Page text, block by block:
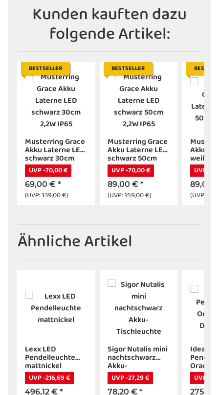
Kunden kauften dazu
folgende Artikel:
BESTSELLER
Musterring Grace
Akku Laterne LED
schwarz 30cm
2,2W IP65
UVP -70,00 €
69,00 € *
(UVP:139,00 €)
BESTSELLER
Musterring Grace
Akku Laterne LED
schwarz 50cm
2,2W IP65
UVP -70,00 €
89,00 € *
(UVP:159,00 €)
Akku
weiß
IP65
UVP -
89,00
(UVP:
Ähnliche Artikel
Lexx LED
Pendelleuchte
mattnickel
UVP -216,69 €
496,12 € *
Sigor Nutalis mini
nachtschwarz
Akku-
Tischleuchte
UVP -27,29 €
78,20 € *
Ideal
Oracle
D70
3000K
UVP -